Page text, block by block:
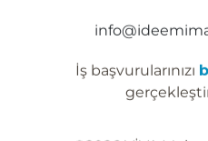
İş başvurularınızı